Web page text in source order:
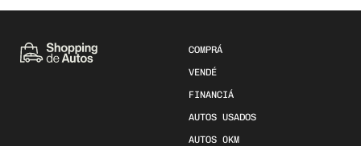
COMPRÁ
VENDÉ
FINANCIÁ
AUTOS USADOS
AUTOS 0KM